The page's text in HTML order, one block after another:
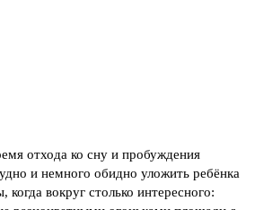
отхода ко сну и пробуждения
и немного обидно уложить ребёнка
вокруг столько интересного: